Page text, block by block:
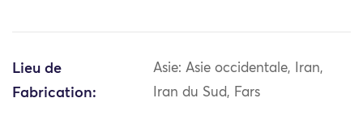
Lieu de
Fabrication:
Asie: Asie occidentale, Iran,
Iran du Sud, Fars